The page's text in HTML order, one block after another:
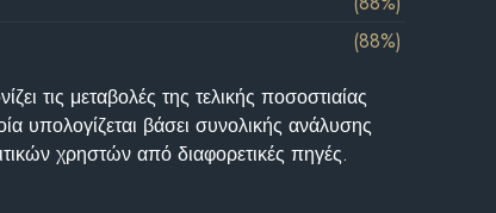
(88%)
τις μεταβολές της τελικής ποσοστιαίας
υπολογίζεται βάσει συνολικής ανάλυσης
χρηστών από διαφορετικές πηγές.